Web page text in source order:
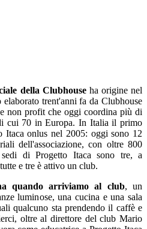
della Clubhouseha origine nel
elaborato trent'anni fa da Clubhouse
non profit che oggi coordina più di
cui 70 in Europa. In Italia il primo
Itaca onlus nel 2005: oggi sono 12
dell'associazione, con oltre 800
di Progetto Itaca sono tre, a
e tre è attivo un club.
quando arriviamo al club, un
luminose, una cucina e una sala
qualcuno sta prendendo il caffè e
oltre al direttore del club Mario